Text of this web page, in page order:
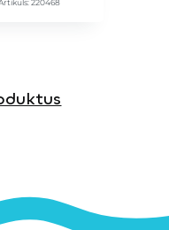
220468